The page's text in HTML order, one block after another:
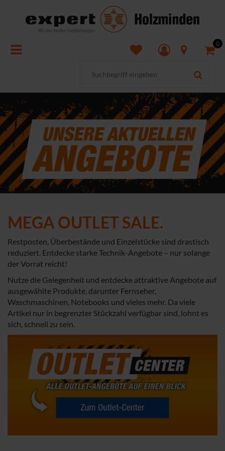
0
MEGA OUTLET SALE.
Restposten, Überbestände und Einzelstücke sind drastisch
reduziert. Entdecke starke Technik-Angebote – nur solange
der Vorrat reicht!
Nutze die Gelegenheit und entdecke attraktive Angebote auf
ausgewählte Produkte, darunter Fernseher,
Waschmaschinen, Notebooks und vieles mehr. Da viele
Artikel nur in begrenzter Stückzahl verfügbar sind, lohnt es
sich, schnell zu sein.